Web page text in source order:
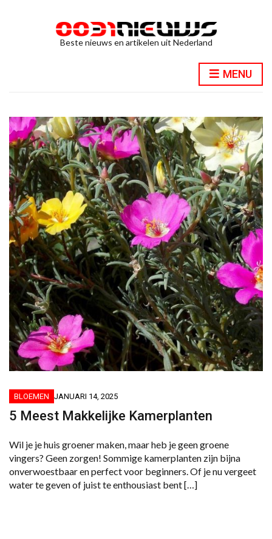
Beste nieuws en artikelen uit Nederland
MENU
BLOEMEN JANUARI 14, 2025
5 Meest Makkelijke Kamerplanten
Wil je je huis groener maken, maar heb je geen groene
vingers? Geen zorgen! Sommige kamerplanten zijn bijna
onverwoestbaar en perfect voor beginners. Of je nu vergeet
water te geven of juist te enthousiast bent […]